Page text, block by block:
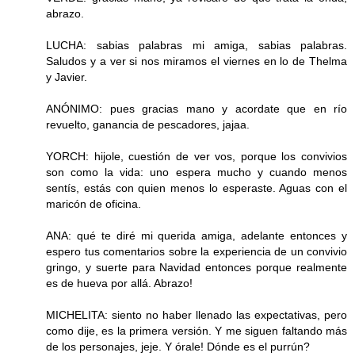
abrazo.
LUCHA: sabias palabras mi amiga, sabias palabras.
Saludos y a ver si nos miramos el viernes en lo de Thelma
y Javier.
ANÓNIMO: pues gracias mano y acordate que en río
revuelto, ganancia de pescadores, jajaa.
YORCH: hijole, cuestión de ver vos, porque los convivios
son como la vida: uno espera mucho y cuando menos
sentís, estás con quien menos lo esperaste. Aguas con el
maricón de oficina.
ANA: qué te diré mi querida amiga, adelante entonces y
espero tus comentarios sobre la experiencia de un convivio
gringo, y suerte para Navidad entonces porque realmente
es de hueva por allá. Abrazo!
MICHELITA: siento no haber llenado las expectativas, pero
como dije, es la primera versión. Y me siguen faltando más
de los personajes, jeje. Y órale! Dónde es el purrún?